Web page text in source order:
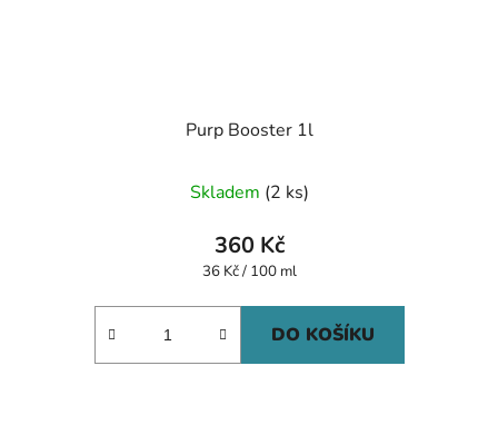
Purp Booster 1l
Skladem (2 ks)
360 Kč
Měrná
36 Kč / 100 ml
DO KOŠÍKU